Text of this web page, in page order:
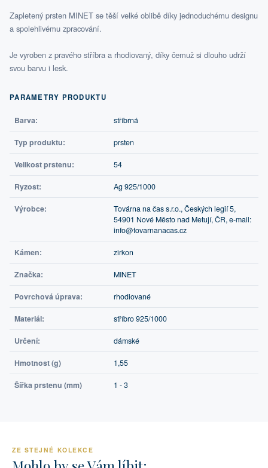
Zapletený prsten MINET se těší velké oblibě díky jednoduchému designu
a spolehlivému zpracování.
Je vyroben z pravého stříbra a rhodiovaný, díky čemuž si dlouho udrží
svou barvu i lesk.
PARAMETRY PRODUKTU
Barva: stříbrná
Typ produktu: prsten
Velikost prstenu: 54
Ryzost: Ag 925/1000
Výrobce:
Továrna na čas s.r.o., Českých legií 5,
54901 Nové Město nad Metují, ČR, e-mail:
info@tovarnanacas.cz
Kámen: zirkon
Značka: MINET
Povrchová úprava: rhodiované
Materiál: stříbro 925/1000
Určení: dámské
Hmotnost (g) 1,55
Šířka prstenu (mm) 1 - 3
ZE STEJNÉ KOLEKCE